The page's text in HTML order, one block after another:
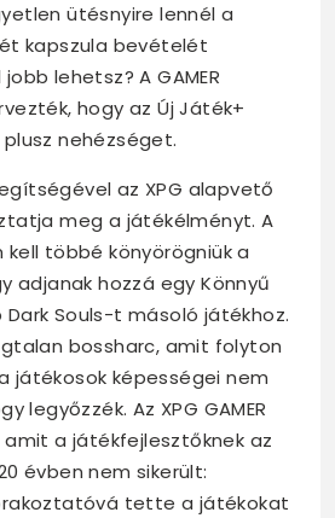
ütésnyire lennél a
kapszula bevételét
lehetsz? A GAMER
hogy az Új Játék+
nehézséget.
az XPG alapvető
meg a játékélményt. A
többé könyörögniük a
adjanak hozzá egy Könnyű
Souls-t másoló játékhoz.
bossharc, amit folyton
játékosok képességei nem
legyőzzék. Az XPG GAMER
amit a játékfejlesztőknek az
évben nem sikerült:
tette a játékokat